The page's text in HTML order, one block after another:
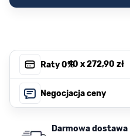
Raty 0%, 10 x272,90 zł
Negocjacja ceny
Darmowa dostawa